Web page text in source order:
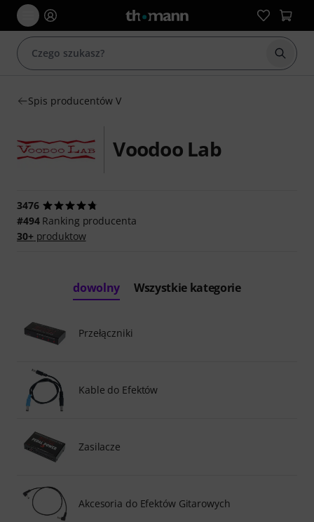
Spis producentów V
Voodoo Lab
3476
#494Ranking producenta
30+produktow
dowolny Wszystkie kategorie
Przełączniki
Kable do Efektów
Zasilacze
Akcesoria do Efektów Gitarowych